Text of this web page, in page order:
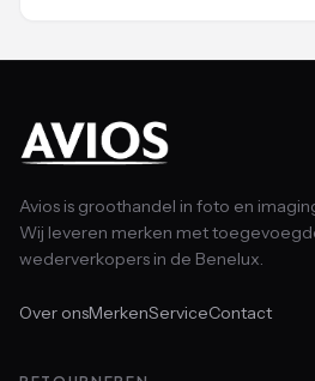
Avios is groothandel in foto en
Wij leveren merken met
wederverkopers in de Benelux.
Over onsMerkenServiceContact